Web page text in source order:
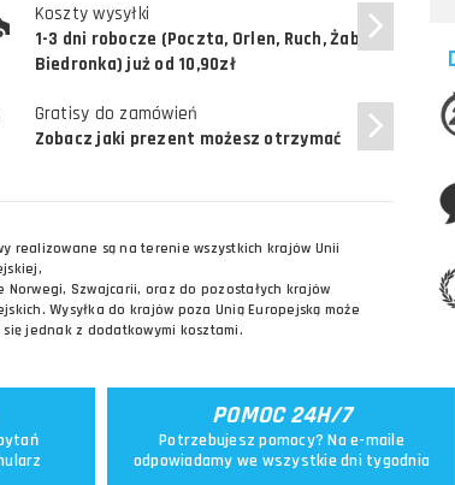
Koszty wysyłki
1-3 dni robocze (Poczta, Orlen, Ruch, Żabka,
Biedronka) już od 10,90zł
Gratisy do zamówień
Zobacz jaki prezent możesz otrzymać
realizowane są na terenie wszystkich krajów Unii
Norwegi, Szwajcarii, oraz do pozostałych krajów
Wysyłka do krajów poza Unią Europejską może
się jednak z dodatkowymi kosztami.
POMOC 24H/7
Potrzebujesz pomocy? Na e-maile
odpowiadamy we wszystkie dni tygodnia